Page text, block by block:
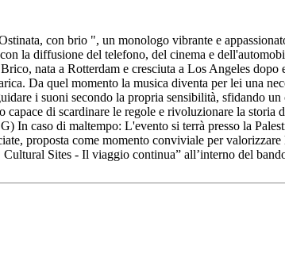
con brio ", un monologo vibrante e
la diffusione del telefono, del cinema e
nata a Rotterdam e cresciuta a Los Angeles dopo
Da quel momento la musica diventa per lei una
i suoni secondo la propria sensibilità, sfidando un
di scardinare le regole e rivoluzionare la storia
caso di maltempo: L'evento si terrà presso la
proposta come momento conviviale per
Sites - Il viaggio continua” all’interno del